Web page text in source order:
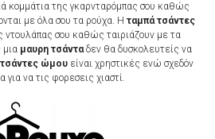
κομμάτια της γκαρνταρόμπας σου καθώς
με όλα σου τα ρούχα. Η ταμπά τσάντες
ντουλάπας σου καθώς ταιριάζουν με τα
μια μαυρη τσάνταδεν θα δυσκολευτείς να
ώμου είναι χρηστικές ενώ σχεδόν
να τις φορεσεις χιαστί.